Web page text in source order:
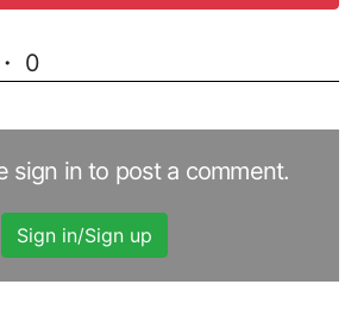
0
sign in to post a comment.
Sign in/Sign up